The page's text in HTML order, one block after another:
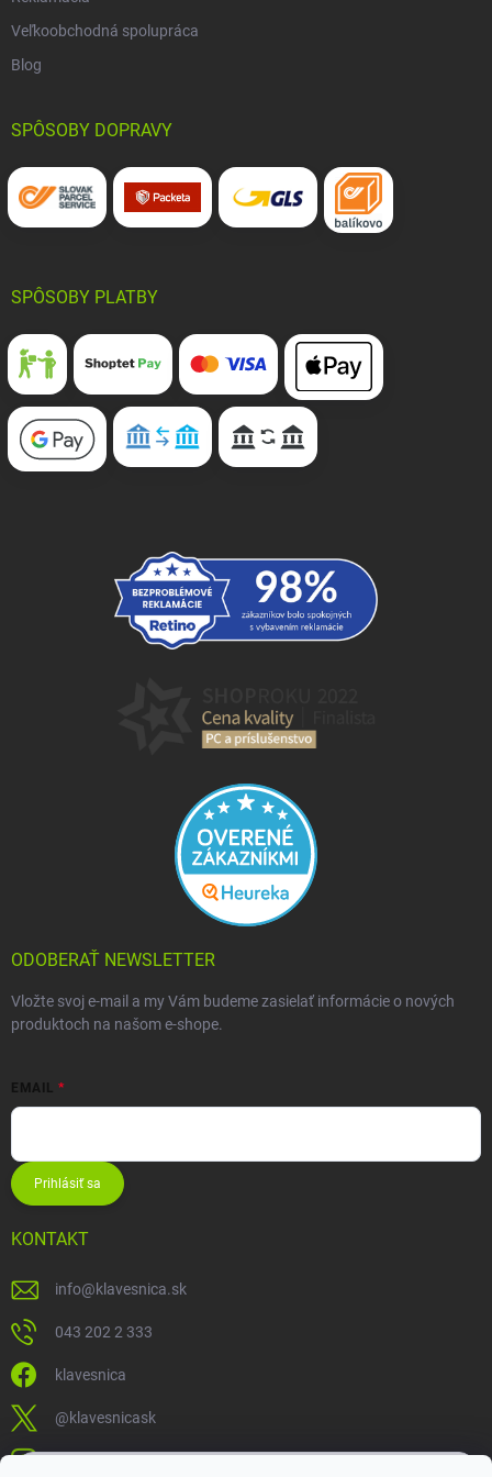
Veľkoobchodná spolupráca
Blog
SPÔSOBY DOPRAVY
SPÔSOBY PLATBY
ODOBERAŤ NEWSLETTER
Vložte svoj e-mail a my Vám budeme zasielať informácie o nových
produktoch na našom e-shope.
EMAIL
Prihlásiť sa
KONTAKT
info@klavesnica.sk
043 202 2 333
klavesnica
@klavesnicask
klavesnica_sk